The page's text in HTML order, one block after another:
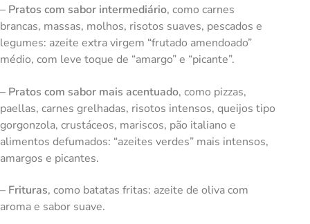
– Pratos com sabor intermediário, como carnes
brancas, massas, molhos, risotos suaves, pescados e
legumes: azeite extra virgem “frutado amendoado”
médio, com leve toque de “amargo” e “picante”.
– Pratos com sabor mais acentuado, como pizzas,
paellas, carnes grelhadas, risotos intensos, queijos tipo
gorgonzola, crustáceos, mariscos, pão italiano e
alimentos defumados: “azeites verdes” mais intensos,
amargos e picantes.
– Frituras, como batatas fritas: azeite de oliva com
aroma e sabor suave.